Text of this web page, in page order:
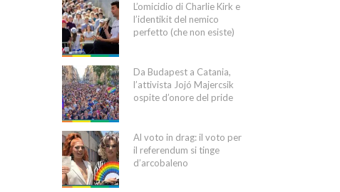
L’omicidio di Charlie Kirk e
l’identikit del nemico
perfetto (che non esiste)
Da Budapest a Catania,
l’attivista Jojó Majercsik
ospite d’onore del pride
Al voto in drag: il voto per
il referendum si tinge
d’arcobaleno